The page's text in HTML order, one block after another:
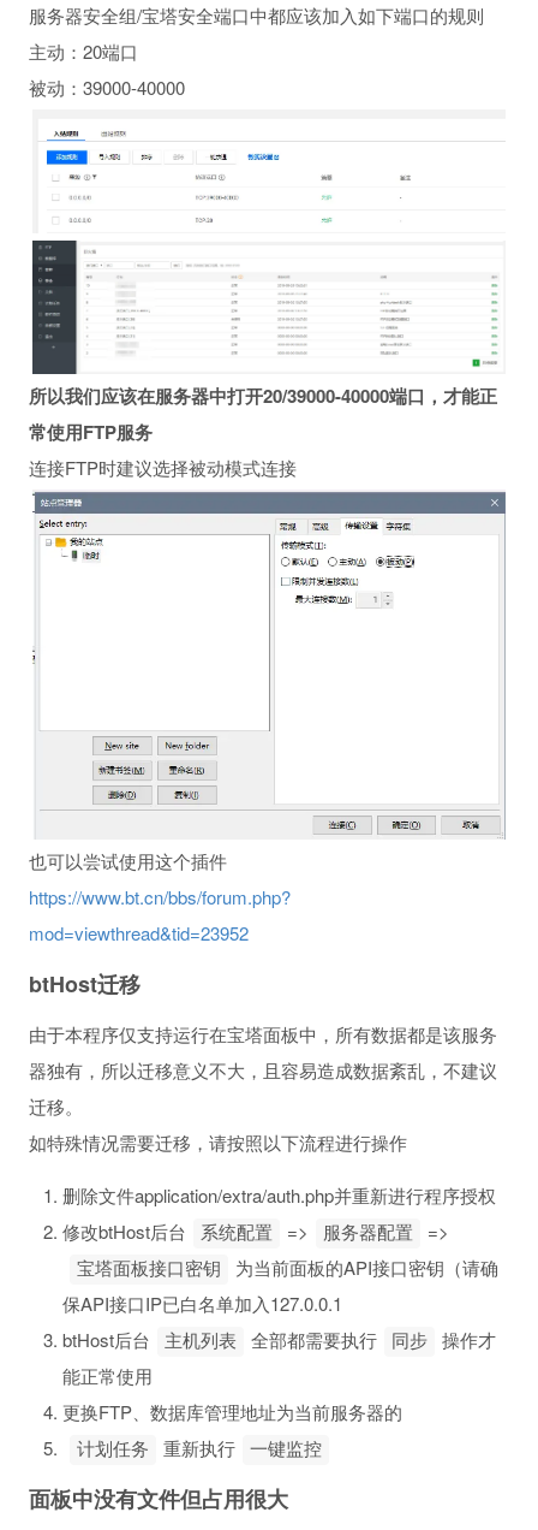
服务器安全组/宝塔安全端口中都应该加入如下端口的规则
主动：20端口
被动：39000-40000
所以我们应该在服务器中打开20/39000-40000端口，才能正
常使用FTP服务
连接FTP时建议选择被动模式连接
也可以尝试使用这个插件
https://www.bt.cn/bbs/forum.php?
mod=viewthread&tid=23952
btHost迁移
由于本程序仅支持运行在宝塔面板中，所有数据都是该服务
器独有，所以迁移意义不大，且容易造成数据紊乱，不建议
迁移。
如特殊情况需要迁移，请按照以下流程进行操作
删除文件application/extra/auth.php并重新进行程序授权
修改btHost后台
系统配置 => 服务器配置 =>
宝塔面板接口密钥
为当前面板的API接口密钥（请确
保API接口IP已白名单加入127.0.0.1
btHost后台
主机列表 全部都需要执行 同步
操作才
能正常使用
更换FTP、数据库管理地址为当前服务器的
计划任务 重新执行 一键监控
面板中没有文件但占用很大